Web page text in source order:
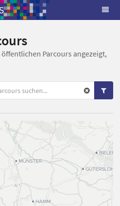
Parcours angezeigt,